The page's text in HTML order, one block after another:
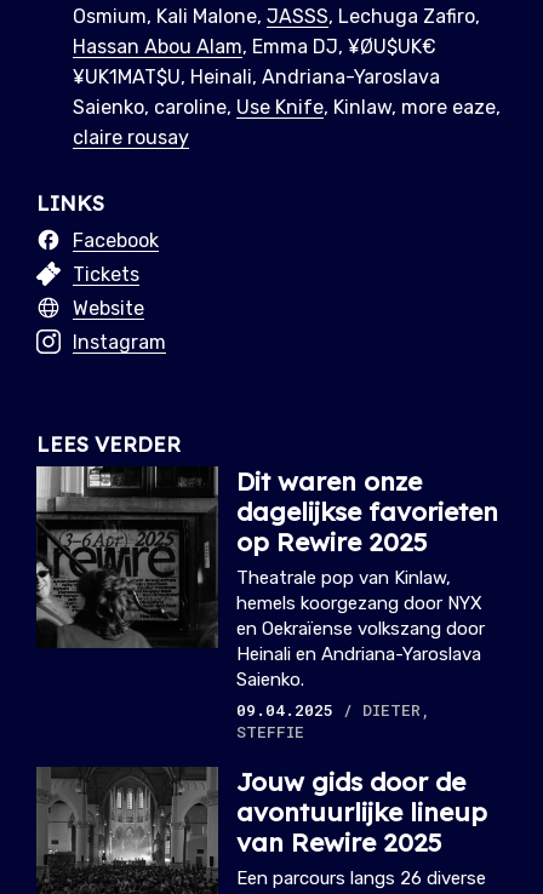
Osmium, Kali Malone, JASSS, Lechuga Zafiro,
Hassan Abou Alam, Emma DJ, ¥ØU$UK€
¥UK1MAT$U, Heinali, Andriana-Yaroslava
Saienko, caroline, Use Knife, Kinlaw, more eaze,
claire rousay
LINKS
Facebook
Tickets
Website
Instagram
LEES VERDER
Dit waren onze
dagelijkse favorieten
op Rewire 2025
Theatrale pop van Kinlaw,
hemels koorgezang door NYX
en Oekraïense volkszang door
Heinali en Andriana-Yaroslava
Saienko.
09.04.2025
/ DIETER,
STEFFIE
Jouw gids door de
avontuurlijke lineup
van Rewire 2025
Een parcours langs 26 diverse